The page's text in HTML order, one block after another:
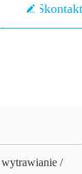
wytrawianie /